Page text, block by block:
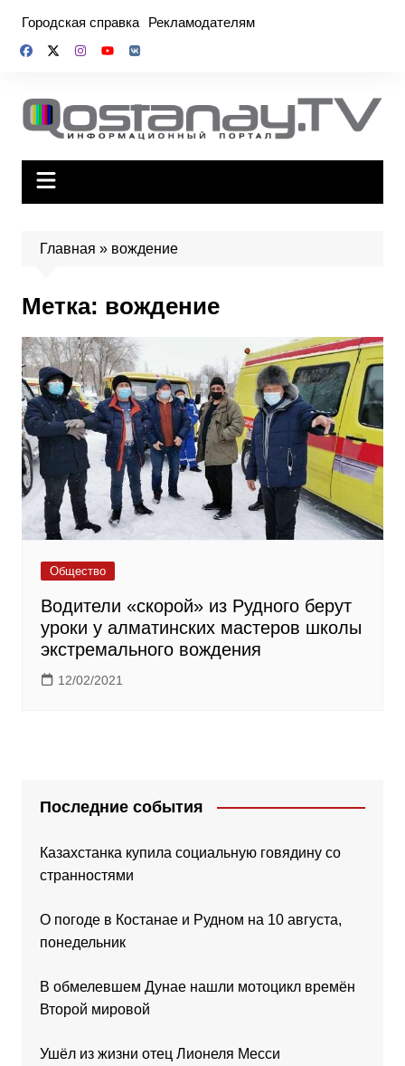
содержимому
Городская справка Рекламодателям
Главная » вождение
Метка: вождение
Общество
Водители «скорой» из Рудного берут
уроки у алматинских мастеров школы
экстремального вождения
12/02/2021
Последние события
Казахстанка купила социальную говядину со
странностями
О погоде в Костанае и Рудном на 10 августа,
понедельник
В обмелевшем Дунае нашли мотоцикл времён
Второй мировой
Ушёл из жизни отец Лионеля Месси